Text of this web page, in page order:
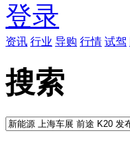
登录
资讯 行业 导购 行情 试驾
搜索